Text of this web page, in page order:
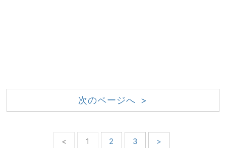
次のページへ >
< 1 2 3 >